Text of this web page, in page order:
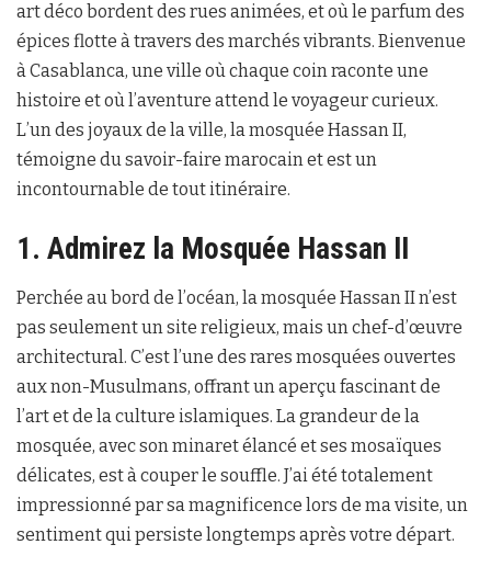
art déco bordent des rues animées, et où le parfum des
épices flotte à travers des marchés vibrants. Bienvenue
à Casablanca, une ville où chaque coin raconte une
histoire et où l’aventure attend le voyageur curieux.
L’un des joyaux de la ville, la mosquée Hassan II,
témoigne du savoir-faire marocain et est un
incontournable de tout itinéraire.
1. Admirez la Mosquée Hassan II
Perchée au bord de l’océan, la mosquée Hassan II n’est
pas seulement un site religieux, mais un chef-d’œuvre
architectural. C’est l’une des rares mosquées ouvertes
aux non-Musulmans, offrant un aperçu fascinant de
l’art et de la culture islamiques. La grandeur de la
mosquée, avec son minaret élancé et ses mosaïques
délicates, est à couper le souffle. J’ai été totalement
impressionné par sa magnificence lors de ma visite, un
sentiment qui persiste longtemps après votre départ.